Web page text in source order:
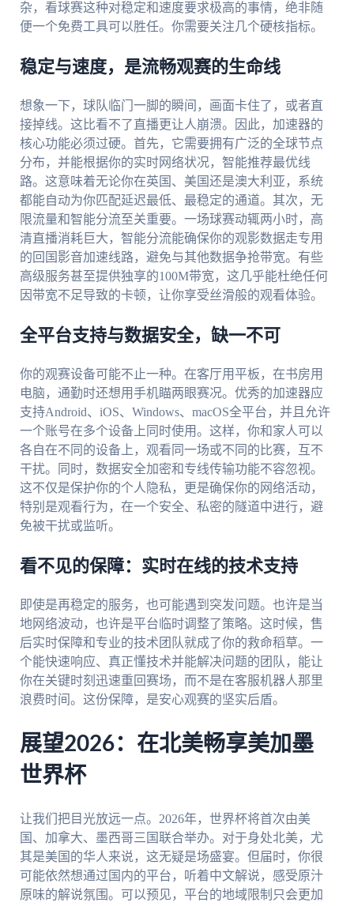
杂，看球赛这种对稳定和速度要求极高的事情，绝非随
便一个免费工具可以胜任。你需要关注几个硬核指标。
稳定与速度，是流畅观赛的生命线
想象一下，球队临门一脚的瞬间，画面卡住了，或者直
接掉线。这比看不了直播更让人崩溃。因此，加速器的
核心功能必须过硬。首先，它需要拥有广泛的全球节点
分布，并能根据你的实时网络状况，智能推荐最优线
路。这意味着无论你在英国、美国还是澳大利亚，系统
都能自动为你匹配延迟最低、最稳定的通道。其次，无
限流量和智能分流至关重要。一场球赛动辄两小时，高
清直播消耗巨大，智能分流能确保你的观影数据走专用
的回国影音加速线路，避免与其他数据争抢带宽。有些
高级服务甚至提供独享的100M带宽，这几乎能杜绝任何
因带宽不足导致的卡顿，让你享受丝滑般的观看体验。
全平台支持与数据安全，缺一不可
你的观赛设备可能不止一种。在客厅用平板，在书房用
电脑，通勤时还想用手机瞄两眼赛况。优秀的加速器应
支持Android、iOS、Windows、macOS全平台，并且允许
一个账号在多个设备上同时使用。这样，你和家人可以
各自在不同的设备上，观看同一场或不同的比赛，互不
干扰。同时，数据安全加密和专线传输功能不容忽视。
这不仅是保护你的个人隐私，更是确保你的网络活动，
特别是观看行为，在一个安全、私密的隧道中进行，避
免被干扰或监听。
看不见的保障：实时在线的技术支持
即使是再稳定的服务，也可能遇到突发问题。也许是当
地网络波动，也许是平台临时调整了策略。这时候，售
后实时保障和专业的技术团队就成了你的救命稻草。一
个能快速响应、真正懂技术并能解决问题的团队，能让
你在关键时刻迅速重回赛场，而不是在客服机器人那里
浪费时间。这份保障，是安心观赛的坚实后盾。
展望2026：在北美畅享美加墨
世界杯
让我们把目光放远一点。2026年，世界杯将首次由美
国、加拿大、墨西哥三国联合举办。对于身处北美，尤
其是美国的华人来说，这无疑是场盛宴。但届时，你很
可能依然想通过国内的平台，听着中文解说，感受原汁
原味的解说氛围。可以预见，平台的地域限制只会更加